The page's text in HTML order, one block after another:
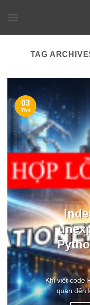
TAG
Khi viết code
quan đến
03
Th4